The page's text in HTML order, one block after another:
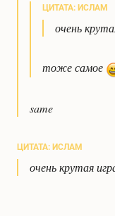
ЦИТАТА: ИСЛАМ
очень
тоже самое
same
ЦИТАТА: ИСЛАМ
очень крутая